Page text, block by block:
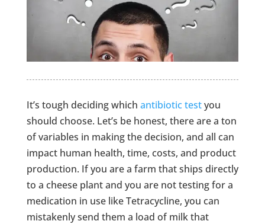
It’s tough deciding which antibiotic testyou
should choose. Let’s be honest, there are a ton
of variables in making the decision, and all can
impact human health, time, costs, and product
production. If you are a farm that ships directly
to a cheese plant and you are not testing for a
medication in use like Tetracycline, you can
mistakenly send them a load of milk that